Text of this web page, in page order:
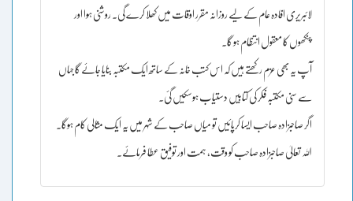
لائبریری افادہ عام کے لیے روزانہ مقرر اوقات میں کھلا کرے گی۔ روشنی ہوا اور
پنکھوں کا معقول انتظام ہو گا۔
آپ یہ بھی عزم رکھتے ہیں کہ اس کتب خانہ کے ساتھ ایک مکتبہ بنایا جائے گا جہاں
سے سنی مکتبہ فکر کی کتابیں دستیاب ہوسکیں گئ۔
اگر صاحبزادہ صاحب ایسا کرپائیں تو میاں صاحب کے شہر میں یہ ایک مثالی کام ہوگا۔
اللہ تعالیٰ صاحبزادہ صاحب کو وقت، ہمت اور توفیق عطا فرمائے۔